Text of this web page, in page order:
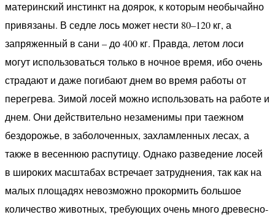
материнский инстинкт на доярок, к которым необычайно
привязаны. В седле лось может нести 80–120 кг, а
запряженный в сани – до 400 кг. Правда, летом лоси
могут использоваться только в ночное время, ибо очень
страдают и даже погибают днем во время работы от
перегрева. Зимой лосей можно использовать на работе и
днем. Они действительно незаменимы при таежном
бездорожье, в заболоченных, захламленных лесах, а
также в весеннюю распутицу. Однако разведение лосей
в широких масштабах встречает затруднения, так как на
малых площадях невозможно прокормить большое
количество животных, требующих очень много древесно-